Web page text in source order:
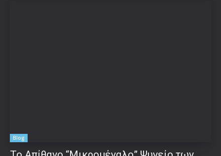
Blog